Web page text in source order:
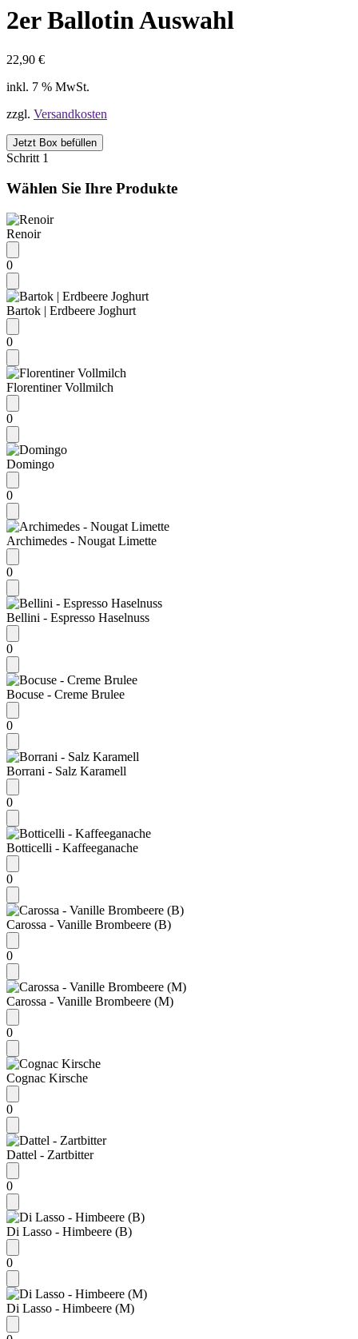
2er Ballotin Auswahl
22,90 €
inkl. 7 % MwSt.
zzgl. Versandkosten
Jetzt Box befüllen
Schritt 1
Wählen Sie Ihre Produkte
Renoir
0
Bartok | Erdbeere Joghurt
0
Florentiner Vollmilch
0
Domingo
0
Archimedes - Nougat Limette
0
Bellini - Espresso Haselnuss
0
Bocuse - Creme Brulee
0
Borrani - Salz Karamell
0
Botticelli - Kaffeeganache
0
Carossa - Vanille Brombeere (B)
0
Carossa - Vanille Brombeere (M)
0
Cognac Kirsche
0
Dattel - Zartbitter
0
Di Lasso - Himbeere (B)
0
Di Lasso - Himbeere (M)